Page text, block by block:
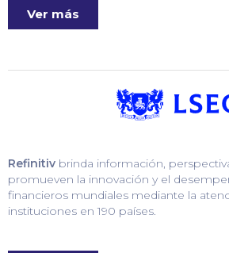
Ver más
Refinitiv brinda información,
promueven la innovación y el
financieros mundiales mediante la
instituciones en 190 países.